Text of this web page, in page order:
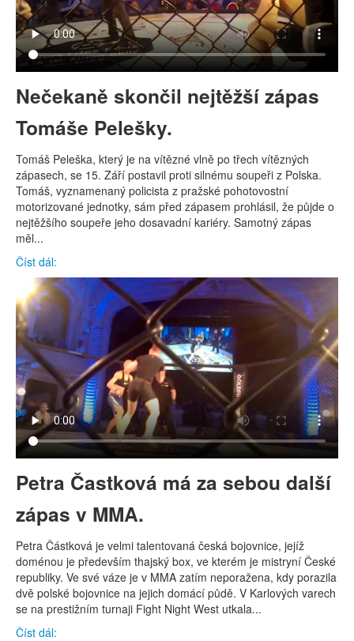
Nečekaně skončil nejtěžší zápas
Tomáše Pelešky.
Tomáš Peleška, který je na vítězné vlně po třech vítězných
zápasech, se 15. Září postavil proti silnému soupeři z Polska.
Tomáš, vyznamenaný policista z pražské pohotovostní
motorizované jednotky, sám před zápasem prohlásil, že půjde o
nejtěžšího soupeře jeho dosavadní kariéry. Samotný zápas
měl...
Číst dál:
Petra Častková má za sebou další
zápas v MMA.
Petra Částková je velmi talentovaná česká bojovnice, jejíž
doménou je především thajský box, ve kterém je mistryní České
republiky. Ve své váze je v MMA zatím neporažena, kdy porazila
dvě polské bojovnice na jejich domácí půdě. V Karlových varech
se na prestižním turnaji Fight Night West utkala...
Číst dál: